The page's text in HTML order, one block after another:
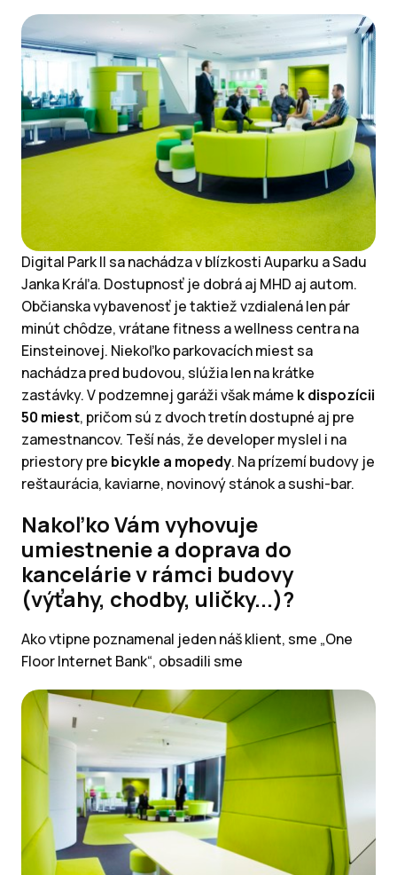
Digital Park II sa nachádza v blízkosti Auparku a Sadu
Janka Kráľa. Dostupnosť je dobrá aj MHD aj autom.
Občianska vybavenosť je taktiež vzdialená len pár
minút chôdze, vrátane fitness a wellness centra na
Einsteinovej. Niekoľko parkovacích miest sa
nachádza pred budovou, slúžia len na krátke
zastávky. V podzemnej garáži však máme k dispozícii
50 miest, pričom sú z dvoch tretín dostupné aj pre
zamestnancov. Teší nás, že developer myslel i na
priestory pre bicykle a mopedy. Na prízemí budovy je
reštaurácia, kaviarne, novinový stánok a sushi-bar.
Nakoľko Vám vyhovuje
umiestnenie a doprava do
kancelárie v rámci budovy
(výťahy, chodby, uličky...)?
Ako vtipne poznamenal jeden náš klient, sme „One
Floor Internet Bank“, obsadili sme